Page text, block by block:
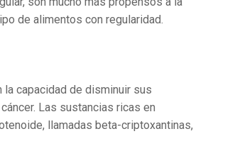
de alimentos con regularidad.
capacidad de disminuir sus
Las sustancias ricas en
llamadas beta-criptoxantinas,